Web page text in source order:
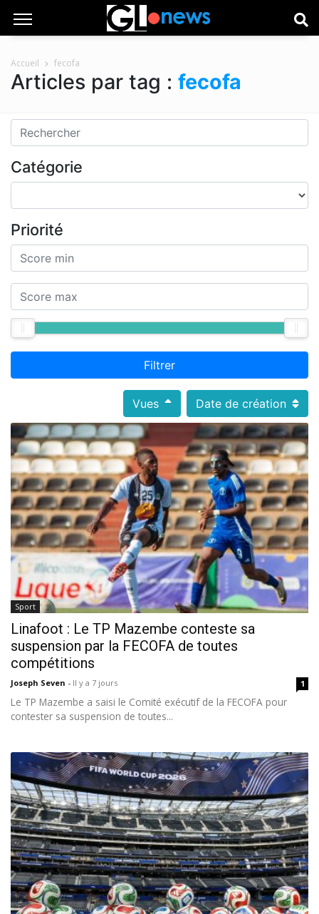
Accueil fecofa
Articles par tag : fecofa
Catégorie
Priorité
Filtrer
Vues Date de création
Sport
Linafoot : Le TP Mazembe conteste sa
suspension par la FECOFA de toutes
compétitions
Joseph Seven - Il y a 7 jours 1
Le TP Mazembe a saisi le Comité exécutif de la FECOFA pour
contester sa suspension de toutes...